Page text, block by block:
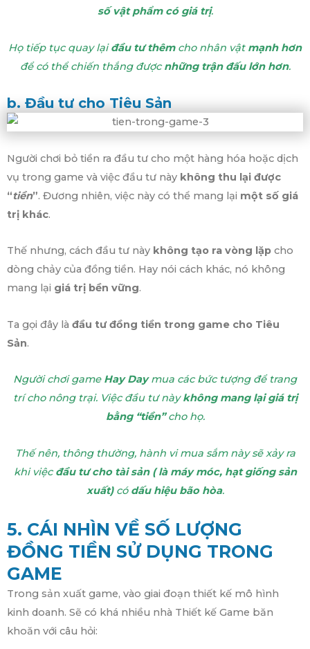
số vật phẩm có giá trị.
Họ tiếp tục quay lạiđầu tư thêmcho nhân vật mạnh hơn
để có thể chiến thắng đượcnhững trận đấu lớn hơn.
b. Đầu tư cho Tiêu Sản
Người chơi bỏ tiền ra đầu tư cho một hàng hóa hoặc dịch
vụ trong game và việc đầu tư này không thu lại được
“tiền”. Đương nhiên, việc này có thể mang lại một số giá
trị khác.
Thế nhưng, cách đầu tư này không tạo ra vòng lặp cho
dòng chảy của đồng tiền. Hay nói cách khác, nó không
mang lại giá trị bền vững.
Ta gọi đây là đầu tư đồng tiền trong game cho Tiêu
Sản.
Người chơi game Hay Daymua các bức tượng để trang
trí cho nông trại. Việc đầu tư nàykhông mang lại giá trị
bằng “tiền”cho họ.
Thế nên, thông thường, hành vi mua sắm này sẽ xảy ra
khi việcđầu tư cho tài sản ( là máy móc, hạt giống sản
xuất)có dấu hiệu bão hòa.
5. CÁI NHÌN VỀ SỐ LƯỢNG
ĐỒNG TIỀN SỬ DỤNG TRONG
GAME
Trong sản xuất game, vào giai đoạn thiết kế mô hình
kinh doanh. Sẽ có khá nhiều nhà Thiết kế Game băn
khoăn với câu hỏi: